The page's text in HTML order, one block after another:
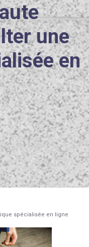
une
en
spécialisée en ligne